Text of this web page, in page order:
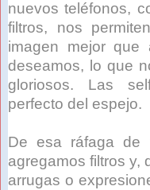
nuevos teléfonos,
filtros, nos
imagen mejor
deseamos, lo que
gloriosos. Las
perfecto del espejo.
De esa ráfaga de
agregamos filtros y,
arrugas o